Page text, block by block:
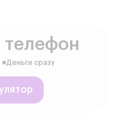
телефон
Деньги сразу